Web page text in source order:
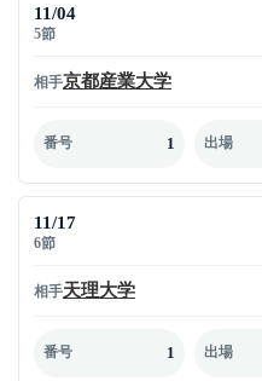
11/04
5節
相手京都産業大学
番号 1 出場
11/17
6節
相手天理大学
番号 1 出場